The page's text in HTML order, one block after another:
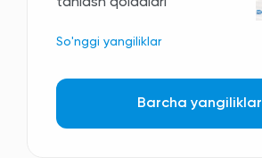
So'nggi yangiliklar
Barcha yangiliklar